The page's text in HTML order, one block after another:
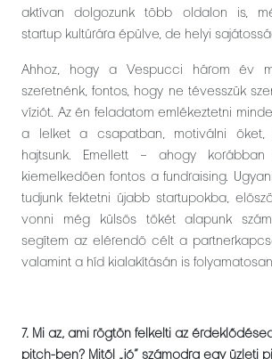
aktívan dolgozunk több oldalon is,
startup kultúrára épülve, de helyi
Ahhoz, hogy a Vespucci három év
szeretnénk, fontos, hogy ne tévesszük
víziót. Az én feladatom emlékeztetni
a lelket a csapatban, motiválni
hajtsunk. Emellett – ahogy
kiemelkedően fontos a fundraising.
tudjunk fektetni újabb startupokba,
vonni még külsős tőkét alapunk
segítem az elérendő célt a
valamint a híd kialakításán is
7. Mi az, ami rögtön felkelti az
pitch-ben? Mitől „jó” számodra egy üzleti